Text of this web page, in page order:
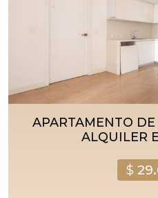
APARTAMENTO
ALQUILER
$